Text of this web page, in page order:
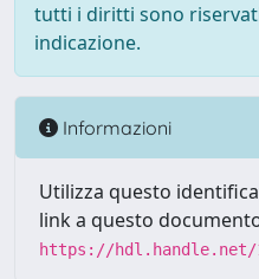
tutti i diritti sono
indicazione.
Informazioni
Utilizza questo
link a questo
https://hdl.handle.net/